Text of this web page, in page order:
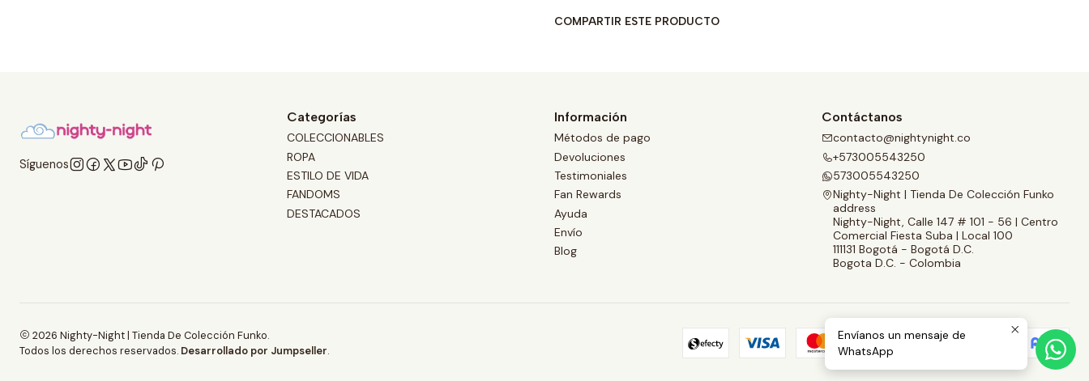
COMPARTIR ESTE PRODUCTO
Síguenos
Categorías
COLECCIONABLES
ROPA
ESTILO DE VIDA
FANDOMS
DESTACADOS
Información
Métodos de pago
Devoluciones
Testimoniales
Fan Rewards
Ayuda
Envío
Blog
Contáctanos
contacto@nightynight.co
+573005543250
573005543250
Nighty-Night | Tienda De Colección Funko
address
Nighty-Night, Calle 147 # 101 - 56 | Centro
Comercial Fiesta Suba | Local 100
111131 Bogotá - Bogotá D.C.
Bogota D.C. - Colombia
2026 Nighty-Night | Tienda De Colección Funko.
Todos los derechos reservados. Desarrollado por Jumpseller.
Envíanos un mensaje de
WhatsApp